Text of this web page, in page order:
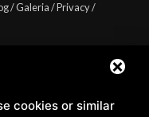
cookies or similar
/Galeria/Privacy/
s.r.l. | S.S. 146